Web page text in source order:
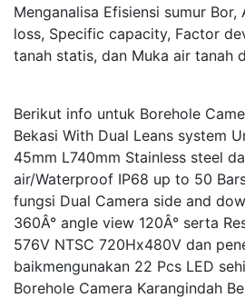
Menganalisa Efisiensi sumur Bor,
loss, Specific capacity, Factor
tanah statis, dan Muka air tanah
Berikut info untuk Borehole
Bekasi With Dual Leans system
45mm L740mm Stainless steel
air/Waterproof IP68 up to 50
fungsi Dual Camera side and
360Â° angle view 120Â° serta
576V NTSC 720Hx480V dan
baikmengunakan 22 Pcs LED
Borehole Camera Karangindah